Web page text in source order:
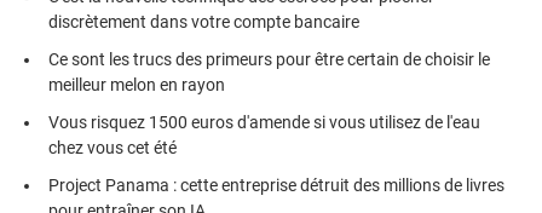
discrètement dans votre compte bancaire
Ce sont les trucs des primeurs pour être certain de choisir le
meilleur melon en rayon
Vous risquez 1500 euros d'amende si vous utilisez de l'eau
chez vous cet été
Project Panama : cette entreprise détruit des millions de livres